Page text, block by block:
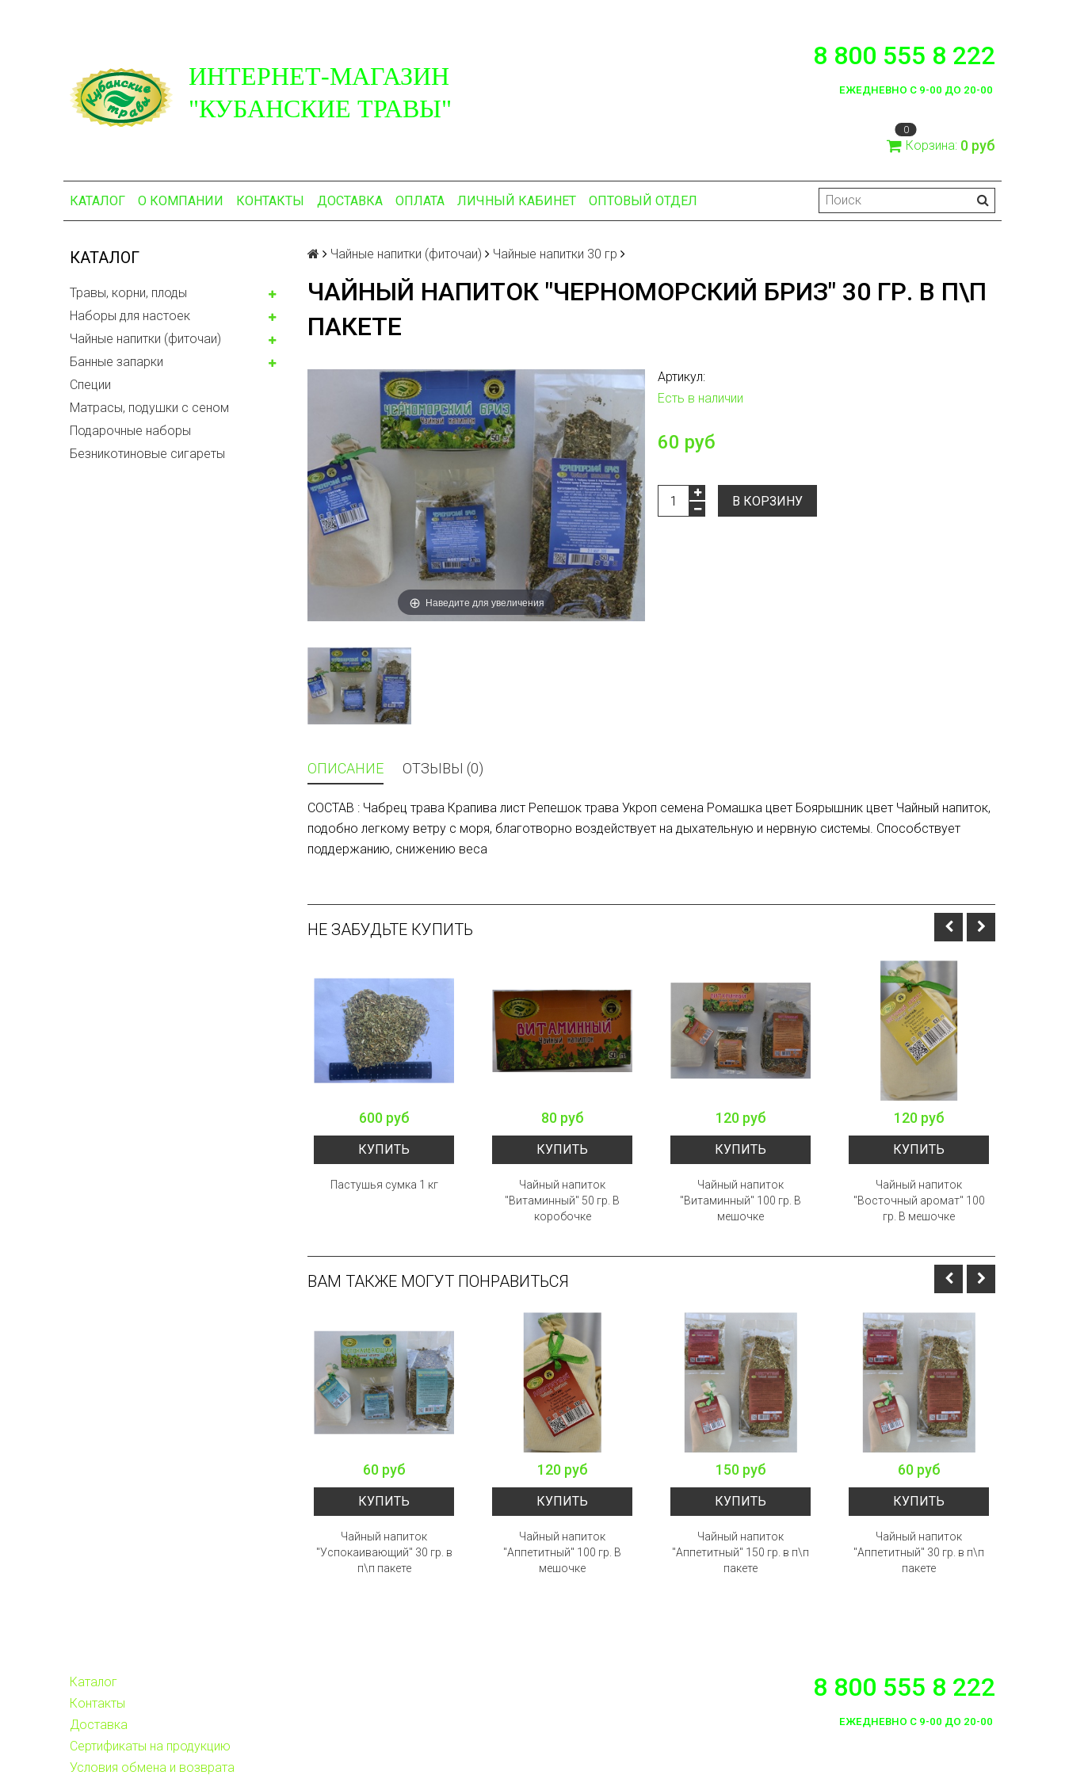
ИНТЕРНЕТ-МАГАЗИН
"КУБАНСКИЕ ТРАВЫ"
8 800 555 8 222
ЕЖЕДНЕВНО С 9-00 ДО 20-00
0
Корзина: 0 руб
КАТАЛОГ О КОМПАНИИ КОНТАКТЫ ДОСТАВКА ОПЛАТА ЛИЧНЫЙ КАБИНЕТ ОПТОВЫЙ ОТДЕЛ
КАТАЛОГ
Травы, корни, плоды
Наборы для настоек
Чайные напитки (фиточаи)
Банные запарки
Специи
Матрасы, подушки с сеном
Подарочные наборы
Безникотиновые сигареты
Чайные напитки (фиточаи) Чайные напитки 30 гр
ЧАЙНЫЙ НАПИТОК "ЧЕРНОМОРСКИЙ БРИЗ" 30 ГР. В П\П
ПАКЕТЕ
Наведите для увеличения
Артикул:
Есть в наличии
60 руб
В КОРЗИНУ
ОПИСАНИЕ ОТЗЫВЫ (0)
СОСТАВ : Чабрец трава Крапива лист Репешок трава Укроп семена Ромашка цвет Боярышник цвет Чайный напиток,
подобно легкому ветру с моря, благотворно воздействует на дыхательную и нервную системы. Способствует
поддержанию, снижению веса
НЕ ЗАБУДЬТЕ КУПИТЬ
600 руб
КУПИТЬ
Пастушья сумка 1 кг
80 руб
КУПИТЬ
Чайный напиток
"Витаминный" 50 гр. В
коробочке
120 руб
КУПИТЬ
Чайный напиток
"Витаминный" 100 гр. В
мешочке
120 руб
КУПИТЬ
Чайный напиток
"Восточный аромат" 100
гр. В мешочке
ВАМ ТАКЖЕ МОГУТ ПОНРАВИТЬСЯ
60 руб
КУПИТЬ
Чайный напиток
"Успокаивающий" 30 гр. в
п\п пакете
120 руб
КУПИТЬ
Чайный напиток
"Аппетитный" 100 гр. В
мешочке
150 руб
КУПИТЬ
Чайный напиток
"Аппетитный" 150 гр. в п\п
пакете
60 руб
КУПИТЬ
Чайный напиток
"Аппетитный" 30 гр. в п\п
пакете
Каталог
Контакты
Доставка
Сертификаты на продукцию
Условия обмена и возврата
8 800 555 8 222
ЕЖЕДНЕВНО С 9-00 ДО 20-00